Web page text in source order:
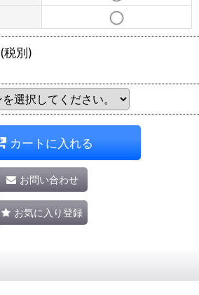
(税別)
カートに入れる
お問い合わせ
お気に入り登録